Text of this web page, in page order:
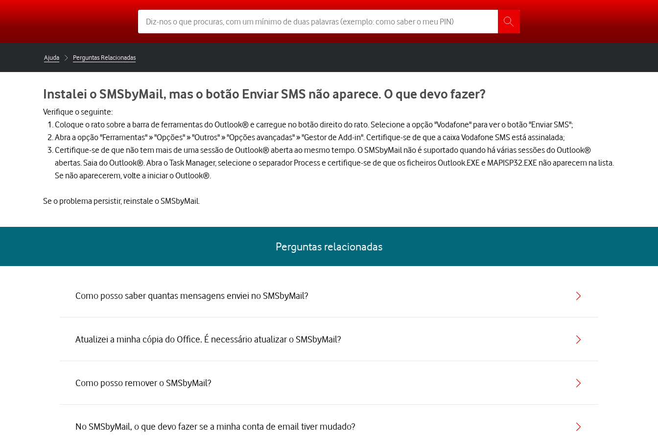
Ajuda Perguntas Relacionadas
Instalei o SMSbyMail, mas o botão Enviar SMS não aparece. O que devo fazer?
Verifique o seguinte:
Coloque o rato sobre a barra de ferramentas do Outlook® e carregue no botão direito do rato. Selecione a opção "Vodafone" para ver o botão "Enviar SMS";
Abra a opção "Ferramentas" » "Opções" » "Outros" » "Opções avançadas" » "Gestor de Add-in". Certifique-se de que a caixa Vodafone SMS está assinalada;
Certifique-se de que não tem mais de uma sessão de Outlook® aberta ao mesmo tempo. O SMSbyMail não é suportado quando há várias sessões do Outlook®
abertas. Saia do Outlook®. Abra o Task Manager, selecione o separador Process e certifique-se de que os ficheiros Outlook.EXE e MAPISP32.EXE não aparecem na lista.
Se não aparecerem, volte a iniciar o Outlook®.
Se o problema persistir, reinstale o SMSbyMail.
Perguntas relacionadas
Como posso saber quantas mensagens enviei no SMSbyMail?
Atualizei a minha cópia do Office. É necessário atualizar o SMSbyMail?
Como posso remover o SMSbyMail?
No SMSbyMail, o que devo fazer se a minha conta de email tiver mudado?